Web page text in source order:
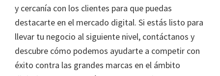
y cercanía con los clientes para que puedas
destacarte en el mercado digital. Si estás listo para
llevar tu negocio al siguiente nivel, contáctanos y
descubre cómo podemos ayudarte a competir con
éxito contra las grandes marcas en el ámbito